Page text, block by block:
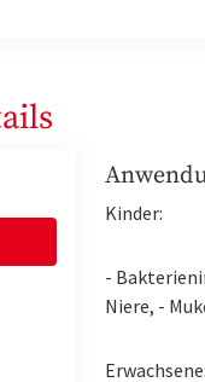
Kinder:
-
Niere, -
Erwachsene: